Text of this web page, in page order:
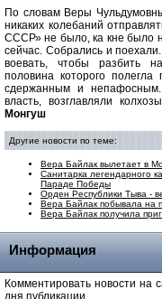
По словам Веры
никаких колебаний
СССР» не было, ка кне было
сейчас. Собрались и
воевать, чтобы разбить
половина которого
сдержанным и непафосным.
власть, возглавляли
Монгуш
Другие новости по теме:
Вера Байлак вылетает в
Санитарка легендарного
Параде Победы
Орден Республики Тыва -
Вера Байлак побывала на
Вера Байлак получила
Информация
Комментировать новости на